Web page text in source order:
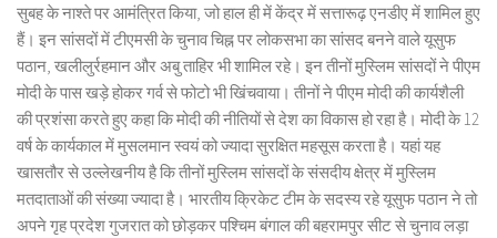
सुबह के नाश्ते पर आमंत्रित किया, जो हाल ही में केंद्र में सत्तारूढ़ एनडीए में शामिल हुए
हैं। इन सांसदों में टीएमसी के चुनाव चिह्न पर लोकसभा का सांसद बनने वाले यूसुफ
पठान, खलीलुर्रहमान और अबु ताहिर भी शामिल रहे। इन तीनों मुस्लिम सांसदों ने पीएम
मोदी के पास खड़े होकर गर्व से फोटो भी खिंचवाया। तीनों ने पीएम मोदी की कार्यशैली
की प्रशंसा करते हुए कहा कि मोदी की नीतियों से देश का विकास हो रहा है। मोदी के 12
वर्ष के कार्यकाल में मुसलमान स्वयं को ज्यादा सुरक्षित महसूस करता है। यहां यह
खासतौर से उल्लेखनीय है कि तीनों मुस्लिम सांसदों के संसदीय क्षेत्र में मुस्लिम
मतदाताओं की संख्या ज्यादा है। भारतीय क्रिकेट टीम के सदस्य रहे यूसुफ पठान ने तो
अपने गृह प्रदेश गुजरात को छोड़कर पश्चिम बंगाल की बहरामपुर सीट से चुनाव लड़ा